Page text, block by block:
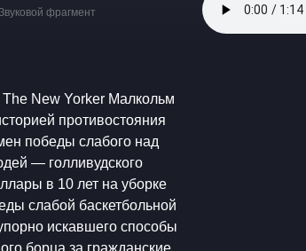
фрагмент
New Yorker Малкольм
противостояния
победы слабого над
― голливудского
в 10 лет на уборке
слабой баскетбольной
искавшего способы
борца за гражданские